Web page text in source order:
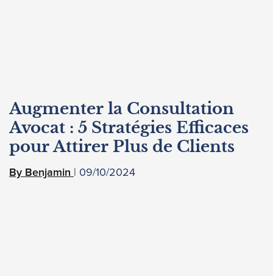
Augmenter la Consultation
Avocat : 5 Stratégies Efficaces
pour Attirer Plus de Clients
Benjamin 09/10/2024